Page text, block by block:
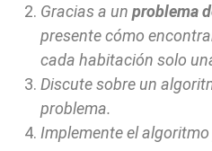
Gracias a un problema
presente cómo
cada habitación solo
Discute sobre un
problema.
Implemente el